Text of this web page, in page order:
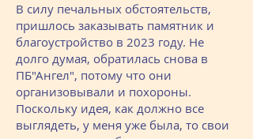
В силу печальных обстоятельств,
пришлось заказывать памятник и
благоустройство в 2023 году. Не
долго думая, обратилась снова в
ПБ"Ангел", потому что они
организовывали и похороны.
Поскольку идея, как должно все
выглядеть, у меня уже была, то свои